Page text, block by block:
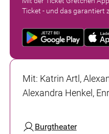
Ticket - und das garantiert
Mit: Katrin Artl,
Alexandra Henkel,
Burgtheater